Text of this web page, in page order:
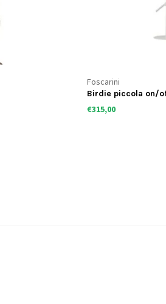
Foscarini
Birdie piccola on/
€315,00